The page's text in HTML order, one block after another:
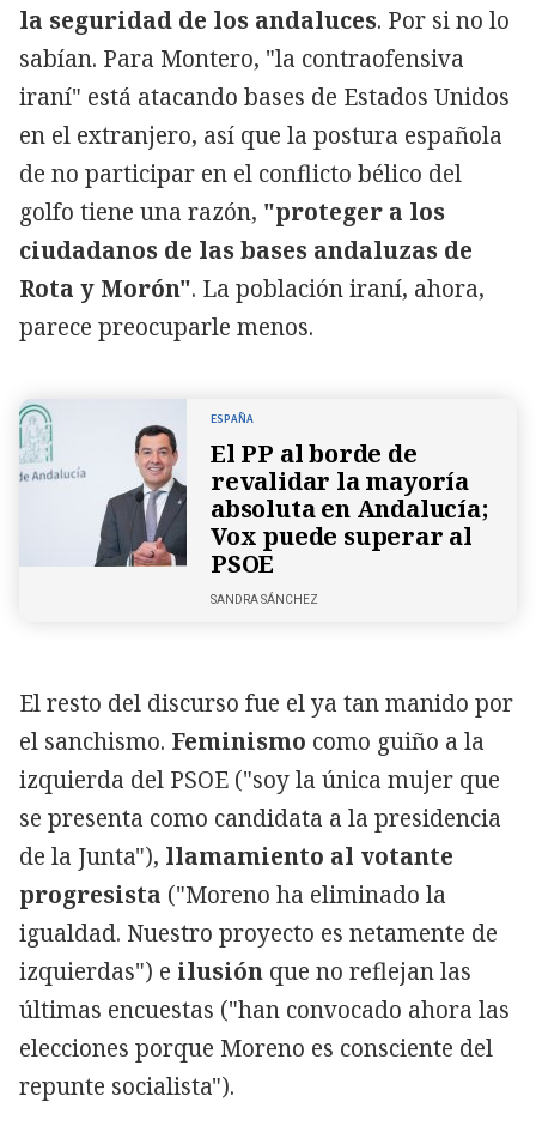
la seguridad de los andaluces. Por si no lo
sabían. Para Montero, "la contraofensiva
iraní" está atacando bases de Estados Unidos
en el extranjero, así que la postura española
de no participar en el conflicto bélico del
golfo tiene una razón, "proteger a los
ciudadanos de las bases andaluzas de
Rota y Morón". La población iraní, ahora,
parece preocuparle menos.
ESPAÑA
El PP al borde de
revalidar la mayoría
absoluta en Andalucía;
Vox puede superar al
PSOE
SANDRA SÁNCHEZ
El resto del discurso fue el ya tan manido por
el sanchismo. Feminismo como guiño a la
izquierda del PSOE ("soy la única mujer que
se presenta como candidata a la presidencia
de la Junta"), llamamiento al votante
progresista ("Moreno ha eliminado la
igualdad. Nuestro proyecto es netamente de
izquierdas") e ilusión que no reflejan las
últimas encuestas ("han convocado ahora las
elecciones porque Moreno es consciente del
repunte socialista").